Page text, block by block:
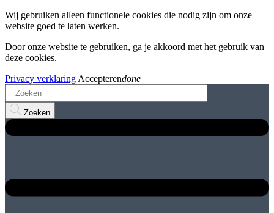
Wij gebruiken alleen functionele cookies die nodig zijn om onze
website goed te laten werken.
Door onze website te gebruiken, ga je akkoord met het gebruik van
deze cookies.
Privacy verklaring Accepterendone
Zoeken